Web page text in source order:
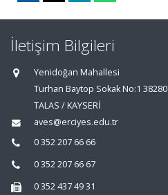
İletişim Bilgileri
Yenidoğan Mahallesi
Turhan Baytop Sokak No:1 38280
TALAS / KAYSERİ
aves@erciyes.edu.tr
0 352 207 66 66
0 352 207 66 67
0 352 437 49 31